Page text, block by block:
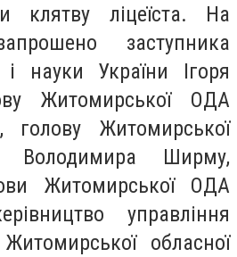
клятву ліцеїста. На
заступника
і науки України Ігоря
Житомирської ОДА
голову Житомирської
Володимира Ширму,
Житомирської ОДА
управління
обласної